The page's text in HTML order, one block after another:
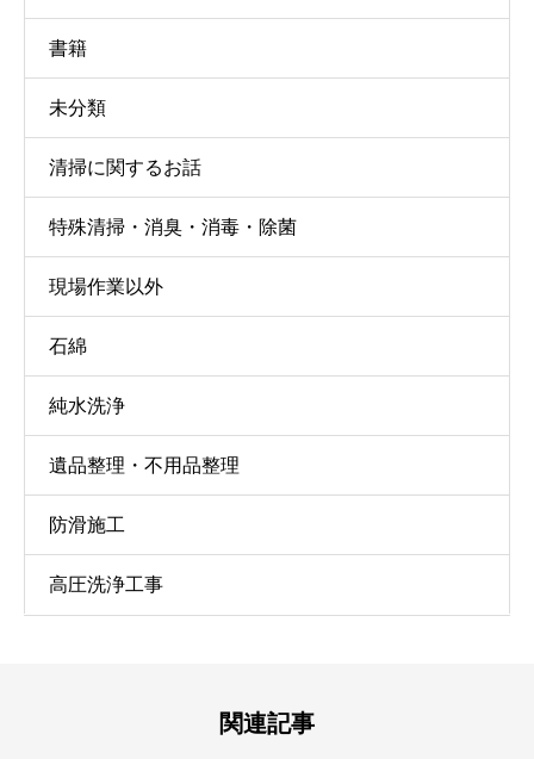
書籍
未分類
清掃に関するお話
特殊清掃・消臭・消毒・除菌
現場作業以外
石綿
純水洗浄
遺品整理・不用品整理
防滑施工
高圧洗浄工事
関連記事